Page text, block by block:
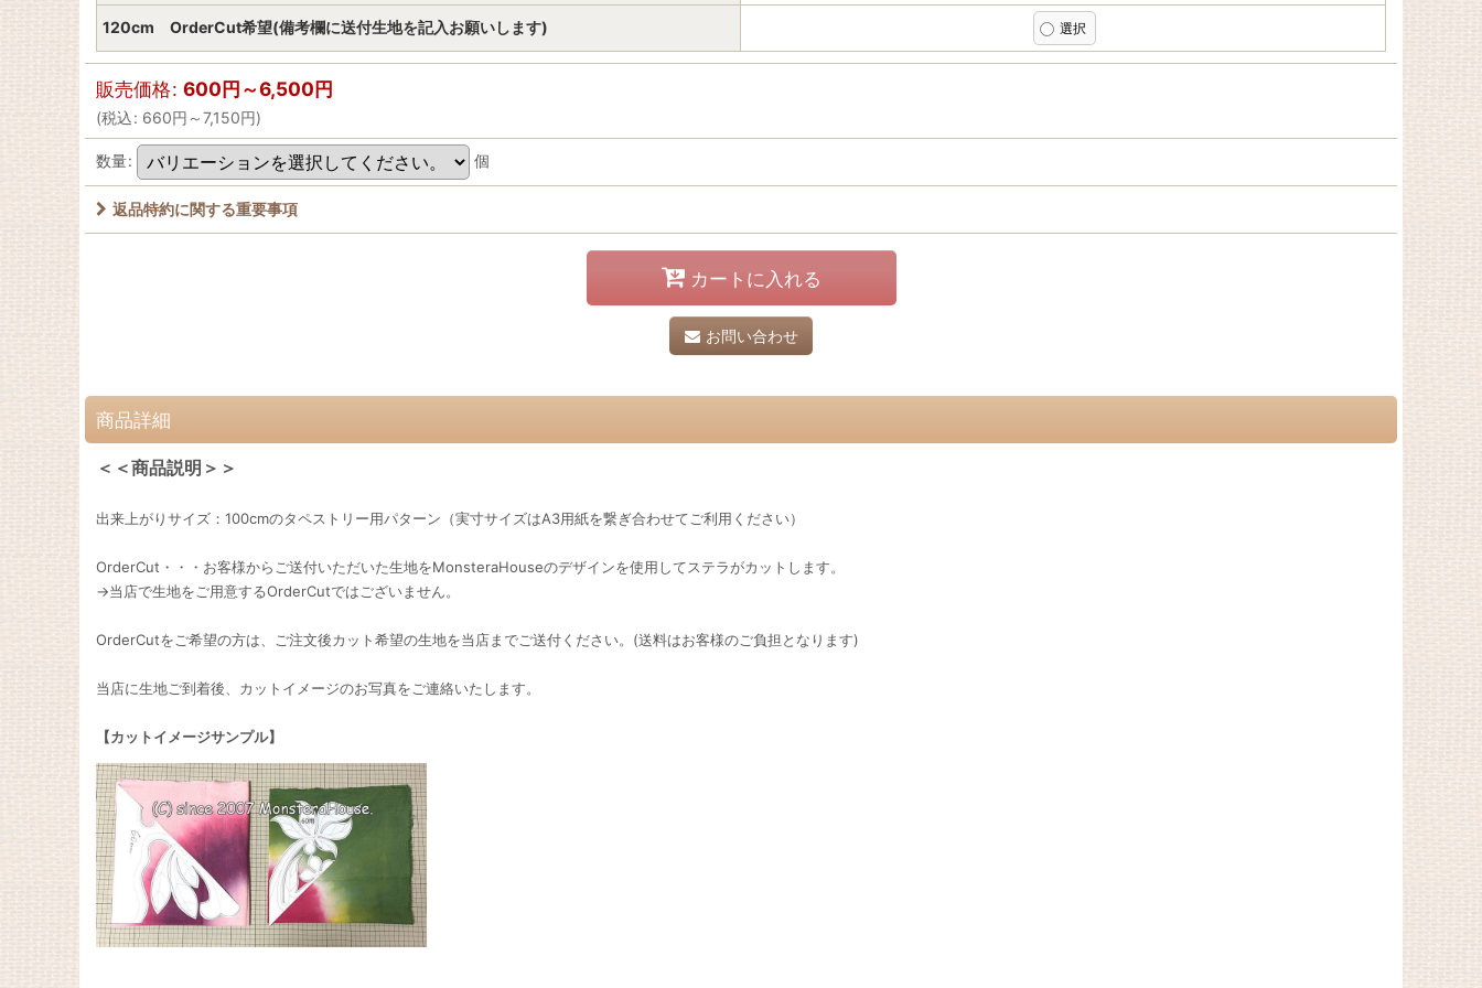
120cm OrderCut希望(備考欄に送付生地を記入お願いします)
販売価格: 600円～6,500円
(税込: 660円 ～7,150円)
数量: 個
返品特約に関する重要事項
カートに入れる
お問い合わせ
商品詳細
＜＜商品説明＞＞
出来上がりサイズ：100cmのタペストリー用パターン（実寸サイズはA3用紙を繋ぎ合わせてご利用ください）
OrderCut・・・お客様からご送付いただいた生地をMonsteraHouseのデザインを使用してステラがカットします。
→当店で生地をご用意するOrderCutではございません。
OrderCutをご希望の方は、ご注文後カット希望の生地を当店までご送付ください。(送料はお客様のご負担となります)
当店に生地ご到着後、カットイメージのお写真をご連絡いたします。
【カットイメージサンプル】